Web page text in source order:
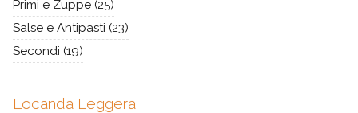
Primi e Zuppe (25)
Salse e Antipasti (23)
Secondi (19)
Locanda Leggera